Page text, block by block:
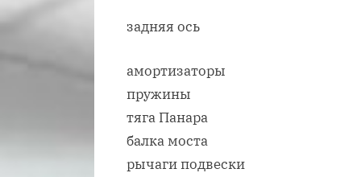
задняя ось
амортизаторы
пружины
тяга Панара
балка моста
рычаги подвески